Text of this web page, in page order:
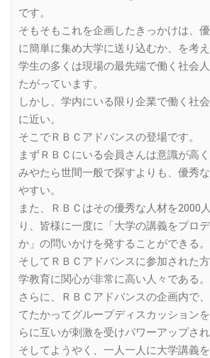
です。
そもそもこれを企画したきっかけは、
に簡単に集め大学に送り込むか、を考え
学生の多くは現場の最先端で働く社会
たがっています。
しかし、学内にいる限り企業で働く社
に近い。
そこでＲＢＣアドバンスの登場です。
まずＲＢＣにいる会員さんは意識が高
みやたら世間一般で探すよりも、優秀
やすい。
また、ＲＢＣはその優秀な人材を2000
り、皆様に一度に「大学の講義をプロ
か」の問いかけを発することができる。
そしてＲＢＣアドバンスに参加された
学教育に関心が非常に高い人々である。
さらに、ＲＢＣアドバンスの企画内で
てたかってグループディスカッション
らに互いが刺激を受けパワーアップされ
そしてようやく、一人一人に大学講義を